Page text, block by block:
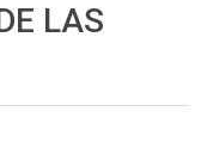
LAS